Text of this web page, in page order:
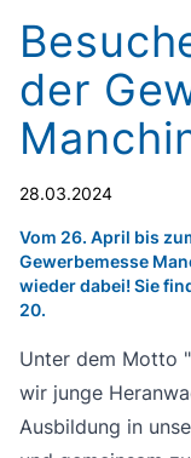
der
28.03.2024
Vom 26. April bis
Gewerbemesse
wieder dabei! Sie
20.
Unter dem Motto
wir junge
Ausbildung in